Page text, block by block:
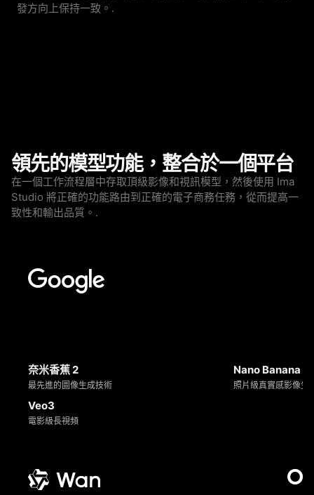
發方向上保持一致。.
領先的模型功能，整合於一個平台
在一個工作流程層中存取頂級影像和視訊模型，然後使用 Ima
Studio 將正確的功能路由到正確的電子商務任務，從而提高一
致性和輸出品質。.
奈米香蕉 2
最先進的圖像生成技術
Nano Banana
照片級真實感影像生
Veo3
電影級長視頻